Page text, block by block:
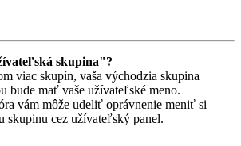
skupina"?
viac skupín, vaša východzia skupina
bude mať vaše užívateľské meno.
vám môže udeliť oprávnenie meniť si
skupinu cez užívateľský panel.